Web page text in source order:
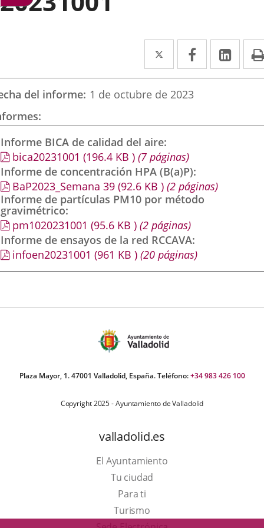
Twitter
Enlace
a
una
externa.
Facebook
Enlace
a
externa.
a
del informe 1 de octubre de 2023
Informe BICA de calidad del aire
bica20231001 (196.4 KB ) (7 páginas)
Informe de concentración HPA (B(a)P)
BaP2023_Semana 39 (92.6 KB ) (2 páginas)
Informe de partículas PM10 por método
gravimétrico
pm1020231001 (95.6 KB ) (2 páginas)
Informe de ensayos de la red RCCAVA
infoen20231001 (961 KB ) (20 páginas)
Plaza Mayor, 1. 47001 Valladolid, España. Teléfono:+34 983 426 100
Copyright 2025 - Ayuntamiento de Valladolid
valladolid.es
El Ayuntamiento
Tu ciudad
Para ti
TurismoEste